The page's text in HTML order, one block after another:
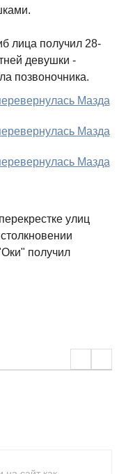
лица получил 28-
девушки -
позвоночника.
улиц
получил